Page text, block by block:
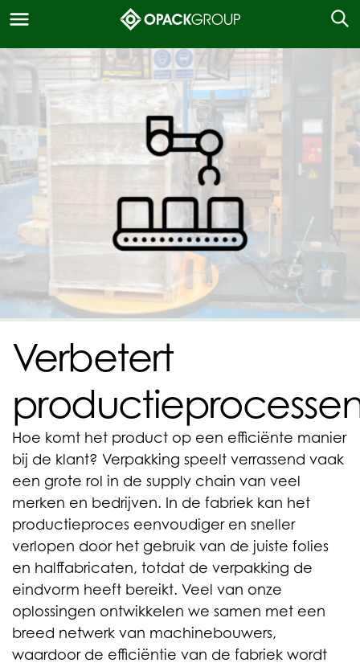
Verbetert
Hoe komt het product op een efficiënte manier
bij de klant? Verpakking speelt verrassend vaak
een grote rol in de supply chain van veel
merken en bedrijven. In de fabriek kan het
productieproces eenvoudiger en sneller
verlopen door het gebruik van de juiste folies
en halffabricaten, totdat de verpakking de
eindvorm heeft bereikt. Veel van onze
oplossingen ontwikkelen we samen met een
breed netwerk van machinebouwers,
waardoor de efficiëntie van de fabriek wordt